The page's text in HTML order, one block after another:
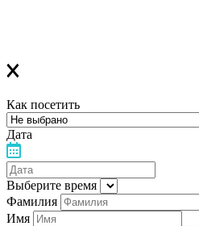
Как посетить
Дата
Выберите время
Фамилия
Имя